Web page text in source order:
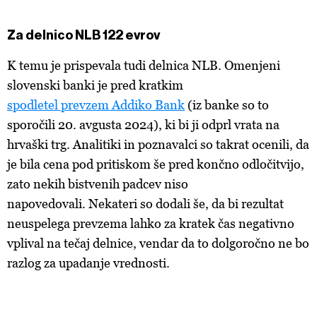
Za delnico NLB 122 evrov
K temu je prispevala tudi delnica NLB. Omenjeni
slovenski banki je pred kratkim
spodletel prevzem Addiko Bank (iz banke so to
sporočili 20. avgusta 2024), ki bi ji odprl vrata na
hrvaški trg. Analitiki in poznavalci so takrat ocenili, da
je bila cena pod pritiskom še pred končno odločitvijo,
zato nekih bistvenih padcev niso
napovedovali. Nekateri so dodali še, da bi rezultat
neuspelega prevzema lahko za kratek čas negativno
vplival na tečaj delnice, vendar da to dolgoročno ne bo
razlog za upadanje vrednosti.